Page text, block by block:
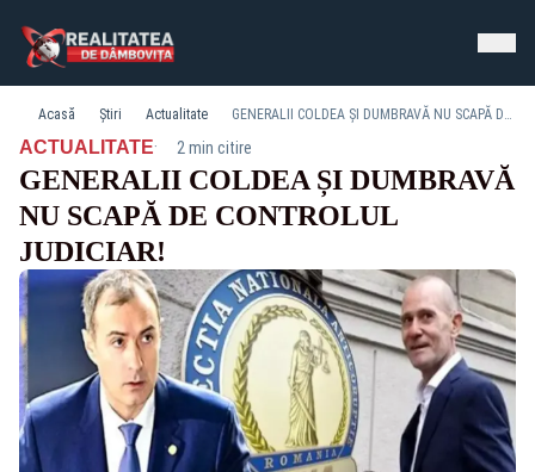
Acasă Știri Actualitate GENERALII COLDEA ȘI DUMBRAVĂ NU SCAPĂ DE CONTROLUL JUDICIAR!
ACTUALITATE· 2 min citire
GENERALII COLDEA ȘI DUMBRAVĂ
NU SCAPĂ DE CONTROLUL
JUDICIAR!